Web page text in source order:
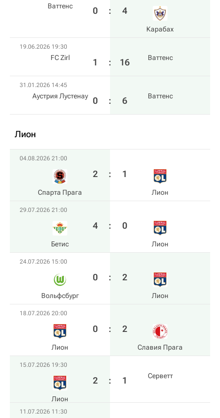
Ваттенс 0 : 4
Карабах
19.06.2026 19:30
FC Zirl 1 : 16 Ваттенс
31.01.2026 14:45
Аустрия Лустенау 0 : 6 Ваттенс
Лион
04.08.2026 21:00
Спарта Прага
2 : 1
Лион
29.07.2026 21:00
Бетис
4 : 0
Лион
24.07.2026 15:00
Вольфсбург
0 : 2
Лион
18.07.2026 20:00
Лион
0 : 2
Славия Прага
15.07.2026 19:30
Лион
2 : 1 Серветт
11.07.2026 11:30